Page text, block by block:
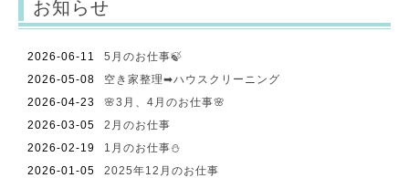
お知らせ
2026-06-11
5月のお仕事🍃
2026-05-08
空き家整理➡ハウスクリーニング
2026-04-23
🌸3月、4月のお仕事🌸
2026-03-05
2月のお仕事
2026-02-19
1月のお仕事⛄
2026-01-05
2025年12月のお仕事